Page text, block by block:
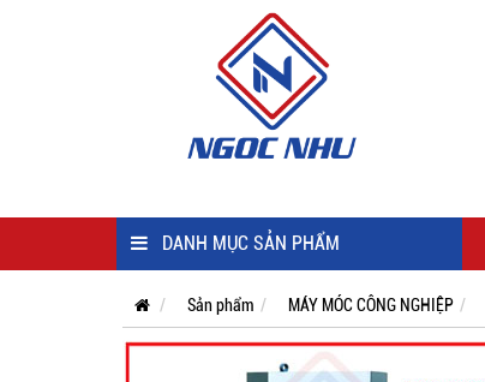
DANH MỤC SẢN PHẨM
Sản phẩm MÁY MÓC CÔNG NGHIỆP